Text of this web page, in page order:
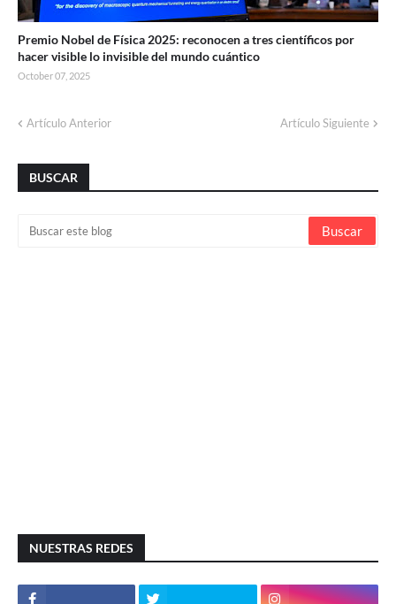
Premio Nobel de Física 2025: reconocen a tres científicos por
hacer visible lo invisible del mundo cuántico
October 07, 2025
Artículo Anterior Artículo Siguiente
BUSCAR
NUESTRAS REDES